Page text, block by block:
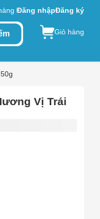
Đăng nhậpĐăng ký
Giỏ hàng
Vị Trái